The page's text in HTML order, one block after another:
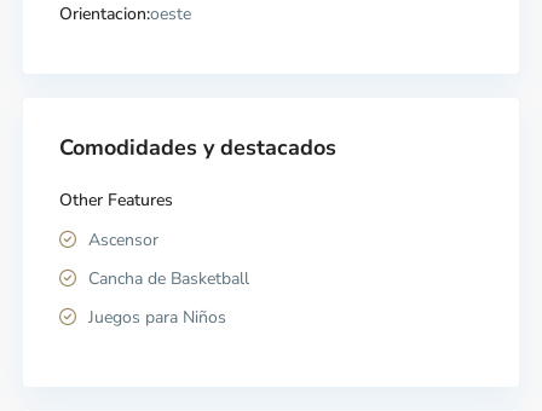
Orientacion:oeste
Comodidades y destacados
Other Features
Ascensor
Cancha de Basketball
Juegos para Niños